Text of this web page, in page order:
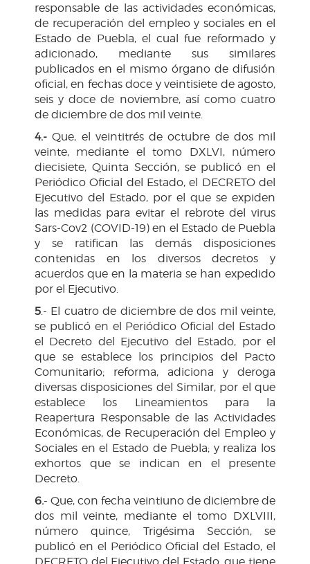
responsable de las actividades económicas,
de recuperación del empleo y sociales en el
Estado de Puebla, el cual fue reformado y
adicionado, mediante sus similares
publicados en el mismo órgano de difusión
oficial, en fechas doce y veintisiete de agosto,
seis y doce de noviembre, así como cuatro
de diciembre de dos mil veinte.
4.- Que, el veintitrés de octubre de dos mil
veinte, mediante el tomo DXLVI, número
diecisiete, Quinta Sección, se publicó en el
Periódico Oficial del Estado, el DECRETO del
Ejecutivo del Estado, por el que se expiden
las medidas para evitar el rebrote del virus
Sars-Cov2 (COVID-19) en el Estado de Puebla
y se ratifican las demás disposiciones
contenidas en los diversos decretos y
acuerdos que en la materia se han expedido
por el Ejecutivo.
5 .- El cuatro de diciembre de dos mil veinte,
se publicó en el Periódico Oficial del Estado
el Decreto del Ejecutivo del Estado, por el
que se establece los principios del Pacto
Comunitario; reforma, adiciona y deroga
diversas disposiciones del Similar, por el que
establece los Lineamientos para la
Reapertura Responsable de las Actividades
Económicas, de Recuperación del Empleo y
Sociales en el Estado de Puebla; y realiza los
exhortos que se indican en el presente
Decreto.
6.- Que, con fecha veintiuno de diciembre de
dos mil veinte, mediante el tomo DXLVIII,
número quince, Trigésima Sección, se
publicó en el Periódico Oficial del Estado, el
DECRETO del Ejecutivo del Estado, que tiene